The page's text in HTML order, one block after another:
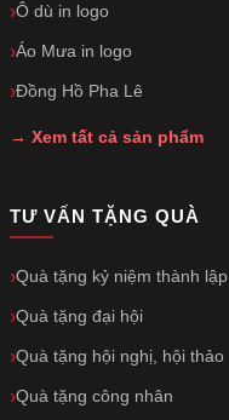
Ô dù in logo
Áo Mưa in logo
Đồng Hồ Pha Lê
→ Xem tất cả sản phẩm
TƯ VẤN TẶNG QUÀ
Quà tặng kỷ niệm thành lập
Quà tặng đại hội
Quà tặng hội nghị, hội thảo
Quà tặng công nhân